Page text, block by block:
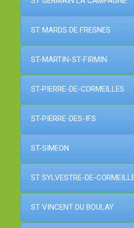
ST MARDS DE FRESNES
ST-MARTIN-ST-FIRMIN
ST-PIERRE-DE-CORMEILLES
ST-PIERRE-DES-IFS
ST-SIMEON
ST SYLVESTRE-DE-
ST VINCENT DU BOULAY